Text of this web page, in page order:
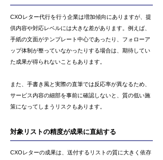
CXOレター代行を行う企業は増加傾向にありますが、提
供内容や対応レベルには大きな差があります。例えば、
手紙の文面がテンプレート中心であったり、フォローア
ップ体制が整っていなかったりする場合は、期待してい
た成果が得られないこともあります。
また、手書き風と実際の直筆では反応率が異なるため、
サービス内容の細部を事前に確認しないと、質の低い施
策になってしまうリスクもあります。
対象リストの精度が成果に直結する
CXOレターの成果は、送付するリストの質に大きく依存